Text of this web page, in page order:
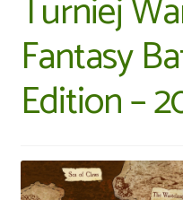
Turniej
Fantasy
Edition –